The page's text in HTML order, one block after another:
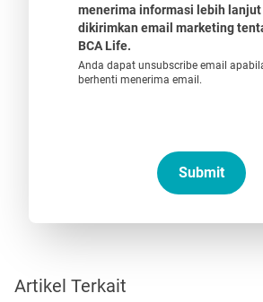
menerima informasi lebih lanjut
dikirimkan email marketing
BCA Life.
Anda dapat unsubscribe email
berhenti menerima email.
Submit
Artikel Terkait